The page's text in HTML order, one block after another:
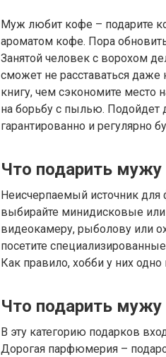
Муж любит кофе – подарите
ароматом кофе. Пора
Занятой человек с ворохом
сможет не расставаться
книгу, чем сэкономите место
на борьбу с пылью.
гарантированно и регулярно
Что подарить мужу
Неисчерпаемый источник
выбирайте минидисковые
видеокамеру, рыболову или
посетите
Как правило, хобби у них одно
Что подарить
В эту категорию подарков
Дорогая парфюмерия –